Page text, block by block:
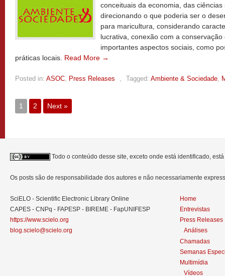
conceituais da economia, das
direcionando o que poderia ser o
para maricultura, considerando
lucrativa, conexão com a
importantes aspectos sociais, como
práticas locais. Read More →
Posted in: ASOC, Press Releases , Tagged: Ambiente & Sociedade,
1 2 Next »
Todo o conteúdo desse site, exceto onde está identificado,
Os posts são de responsabilidade dos autores e não necessariamente
SciELO - Scientific Electronic Library Online
CAPES - CNPq - FAPESP - BIREME - FapUNIFESP
https://www.scielo.org
blog.scielo@scielo.org
Home
Entrevistas
Press Releases
Análises
Chamadas
Semanas
Multimídia
Vídeos